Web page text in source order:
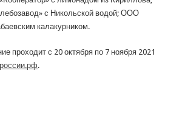
с Никольской водой; ООО
калакурником.
проходит с 20 октября по 7 ноября 2021
.